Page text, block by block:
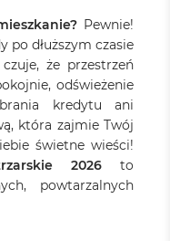
Pewnie!
po dłuższym czasie
że przestrzeń
odświeżenie
kredytu ani
która zajmie Twój
świetne wieści!
2026to
powtarzalnych